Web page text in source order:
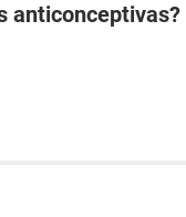
anticonceptivas?